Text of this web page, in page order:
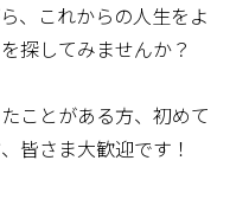
、これからの人生をよ
探してみませんか？
ことがある方、初めて
皆さま大歓迎です！